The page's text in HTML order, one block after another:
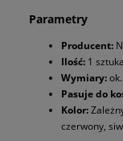
Parametry
Producent:
Ilość: 1 sztuka
Wymiary:
Pasuje do
Kolor:
czerwony,